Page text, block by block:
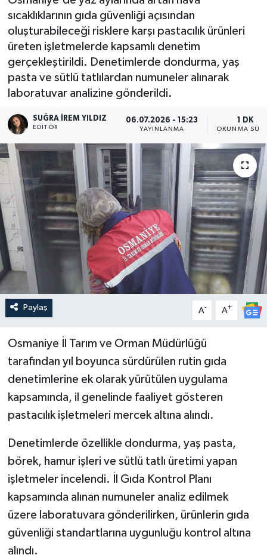
sıcaklıklarının gıda güvenliği açısından
oluşturabileceği risklere karşı pastacılık ürünleri
üreten işletmelerde kapsamlı denetim
gerçekleştirildi. Denetimlerde dondurma, yaş
pasta ve sütlü tatlılardan numuneler alınarak
laboratuvar analizine gönderildi.
SUĞRA İREM YILDIZ
EDITÖR
06.07.2026 - 15:23
YAYINLANMA
1 DK
OKUNMA
Paylaş A- A+
Osmaniye İl Tarım ve Orman Müdürlüğü
tarafından yıl boyunca sürdürülen rutin gıda
denetimlerine ek olarak yürütülen uygulama
kapsamında, il genelinde faaliyet gösteren
pastacılık işletmeleri mercek altına alındı.
Denetimlerde özellikle dondurma, yaş pasta,
börek, hamur işleri ve sütlü tatlı üretimi yapan
işletmeler incelendi. İl Gıda Kontrol Planı
kapsamında alınan numuneler analiz edilmek
üzere laboratuvara gönderilirken, ürünlerin gıda
güvenliği standartlarına uygunluğu kontrol altına
alındı.